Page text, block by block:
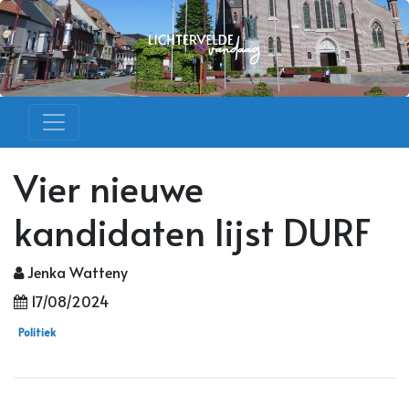
Vier nieuwe
kandidaten lijst DURF
Jenka Watteny
17/08/2024
Politiek